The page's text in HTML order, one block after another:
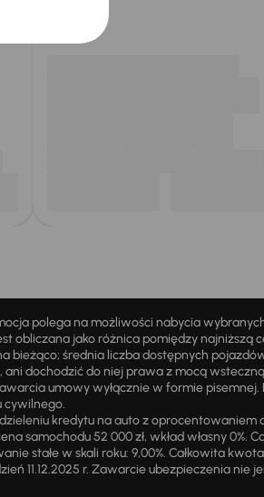
polega na możliwości nabycia
obliczana jako różnica pomiędzy najniższą
bieżąco; średnia liczba dostępnych
dochodzić do niej prawa z mocą
umowy wyłącznie w formie
cywilnego.
kredytu na auto z oprocentowaniem
samochodu 52 000 zł, wkład własny 0%.
stałe w skali roku: 9,00%. Całkowita
11.12.2025 r. Zawarcie ubezpieczenia nie